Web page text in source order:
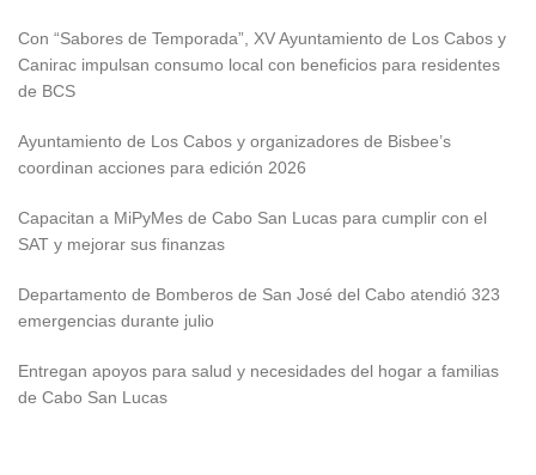
Con “Sabores de Temporada”, XV Ayuntamiento de Los Cabos y
Canirac impulsan consumo local con beneficios para residentes
de BCS
Ayuntamiento de Los Cabos y organizadores de Bisbee’s
coordinan acciones para edición 2026
Capacitan a MiPyMes de Cabo San Lucas para cumplir con el
SAT y mejorar sus finanzas
Departamento de Bomberos de San José del Cabo atendió 323
emergencias durante julio
Entregan apoyos para salud y necesidades del hogar a familias
de Cabo San Lucas